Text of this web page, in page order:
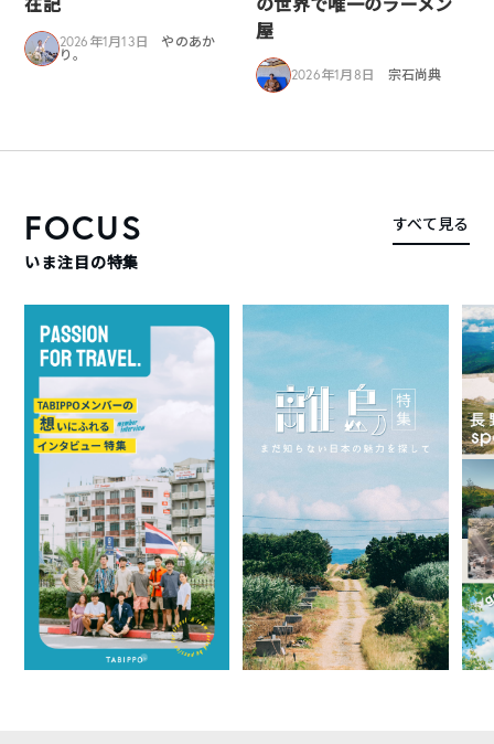
2026年1月13日
やのあか
り。
屋
2026年1月8日 宗石尚典
FOCUS
いま注目の特集
すべて見る